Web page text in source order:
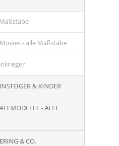
- alle Maßstäbe
& KINDER
- ALLE
& CO.